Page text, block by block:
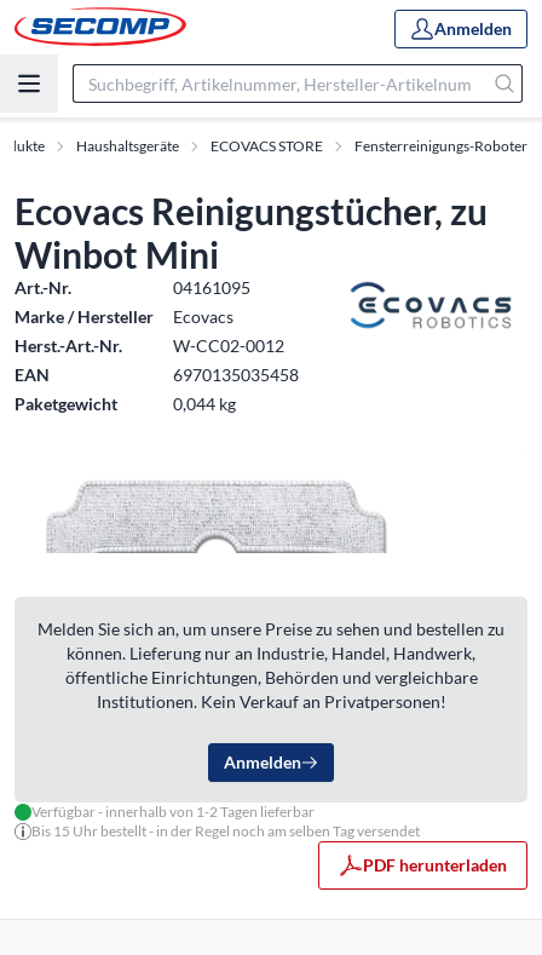
Anmelden
Haushaltsgeräte ECOVACS STORE Fensterreinigungs-Roboter
Ecovacs Reinigungstücher, zu
Winbot Mini
Art.-Nr.
04161095
Marke / Hersteller
Ecovacs
Herst.-Art.-Nr.
W-CC02-0012
EAN
6970135035458
Paketgewicht
0,044 kg
Melden Sie sich an, um unsere Preise zu sehen und bestellen zu
können. Lieferung nur an Industrie, Handel, Handwerk,
öffentliche Einrichtungen, Behörden und vergleichbare
Institutionen. Kein Verkauf an Privatpersonen!
Anmelden
Verfügbar - innerhalb von 1-2 Tagen lieferbar
Bis 15 Uhr bestellt - in der Regel noch am selben Tag versendet
PDF herunterladen